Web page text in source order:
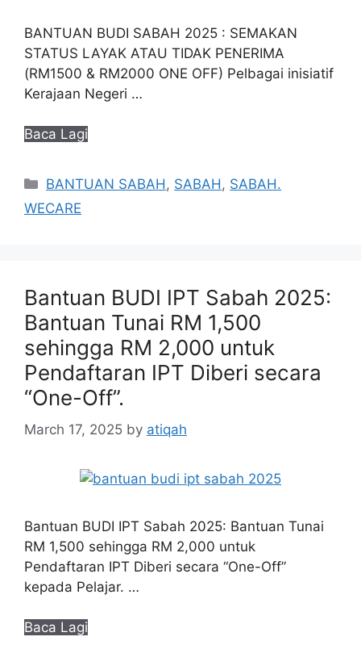
BANTUAN BUDI SABAH 2025 : SEMAKAN
STATUS LAYAK ATAU TIDAK PENERIMA
(RM1500 & RM2000 ONE OFF) Pelbagai inisiatif
Kerajaan Negeri …
Baca Lagi
Categories
BANTUAN SABAH, SABAH, SABAH.
WECARE
Bantuan BUDI IPT Sabah 2025:
Bantuan Tunai RM 1,500
sehingga RM 2,000 untuk
Pendaftaran IPT Diberi secara
“One-Off”.
March 17, 2025 by atiqah
Bantuan BUDI IPT Sabah 2025: Bantuan Tunai
RM 1,500 sehingga RM 2,000 untuk
Pendaftaran IPT Diberi secara “One-Off”
kepada Pelajar. …
Baca Lagi